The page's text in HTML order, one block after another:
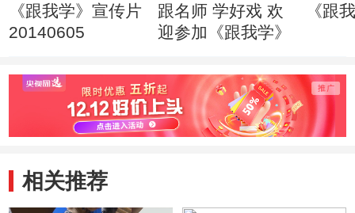
《跟我学》宣传片
20140605
跟名师 学好戏 欢
迎参加《跟我学》
《跟
相关推荐